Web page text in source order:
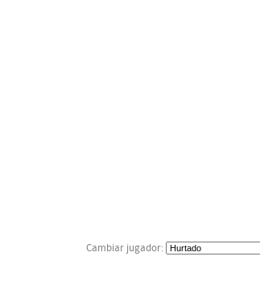
Cambiar jugador: